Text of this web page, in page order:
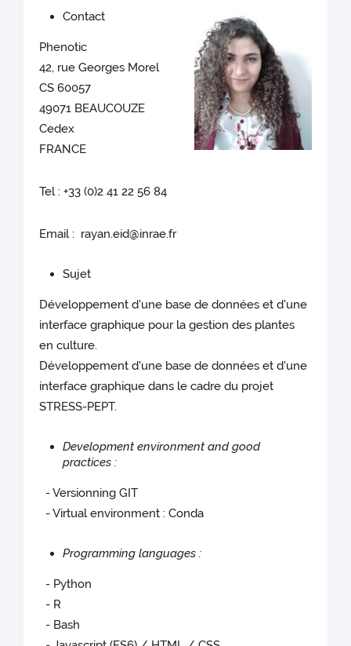
Contact
Phenotic
42, rue Georges Morel
CS 60057
49071 BEAUCOUZE
Cedex
FRANCE
Tel : +33 (0)2 41 22 56 84
Email : rayan.eid@inrae.fr
Sujet
Développement d'une base de données et d'une
interface graphique pour la gestion des plantes
en culture.
Développement d'une base de données et d'une
interface graphique dans le cadre du projet
STRESS-PEPT.
Development environment and good
practices :
- Versionning​ GIT
- Virtual environment : Conda
Programming languages ​​:
- Python
- R
- Bash